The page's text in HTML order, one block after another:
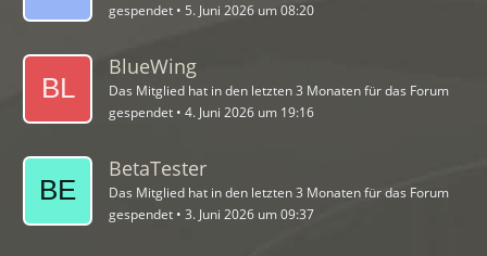
gespendet
5. Juni 2026 um 08:20
BlueWing
Das Mitglied hat in den letzten 3 Monaten für das Forum
gespendet
4. Juni 2026 um 19:16
BetaTester
Das Mitglied hat in den letzten 3 Monaten für das Forum
gespendet
3. Juni 2026 um 09:37